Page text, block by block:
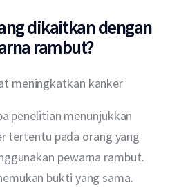
dikaitkan dengan
rambut?
penelitian menunjukkan
tertentu pada orang yang
pewarna rambut.
bukti yang sama.